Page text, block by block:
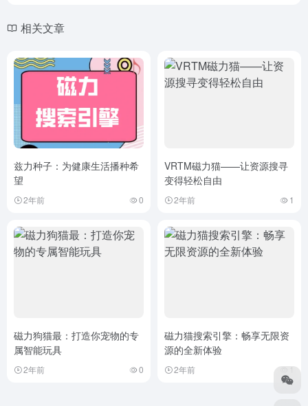
相关文章
兹力种子：为健康生活播种希
望
2年前 0
VRTM磁力猫——让资源搜寻
变得轻松自由
2年前 1
磁力狗猫最：打造你宠物的专
属智能玩具
2年前 0
磁力猫搜索引擎：畅享无限资
源的全新体验
2年前 1